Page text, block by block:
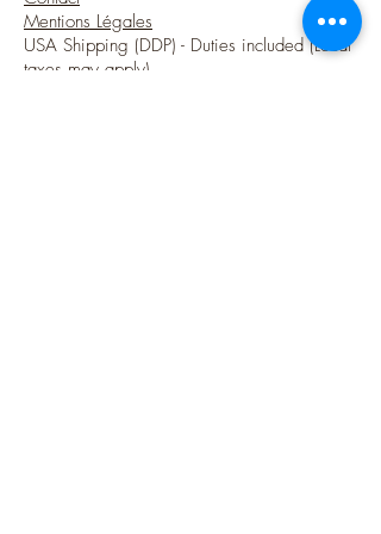
Mentions Légales
USA Shipping (DDP) - Duties included (Local
taxes may apply)